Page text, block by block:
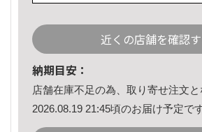
近くの店舗を確認
納期目安：
店舗在庫不足の為、取り寄せ注文と
2026.08.19 21:45頃のお届け予定です